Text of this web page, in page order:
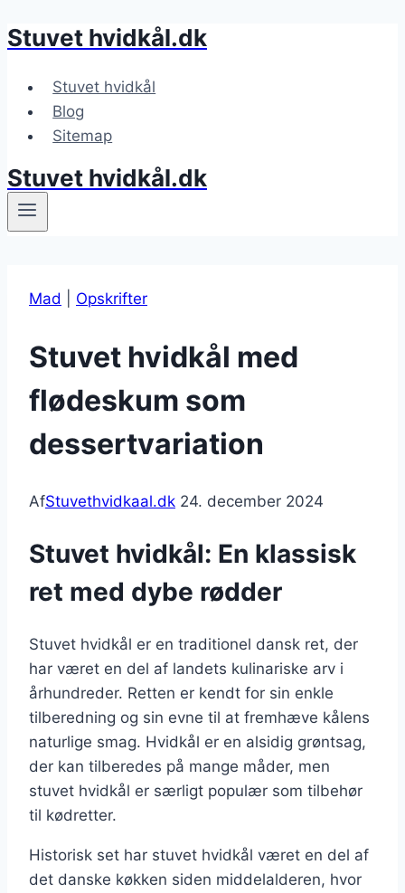
Fortsæt
indhold
Stuvet hvidkål.dk
Stuvet hvidkål
Blog
Sitemap
Stuvet hvidkål.dk
Mad Opskrifter
Stuvet hvidkål med
flødeskum som
dessertvariation
AfStuvethvidkaal.dk 24. december 2024
Stuvet hvidkål: En klassisk
ret med dybe rødder
Stuvet hvidkål er en traditionel dansk ret, der
har været en del af landets kulinariske arv i
århundreder. Retten er kendt for sin enkle
tilberedning og sin evne til at fremhæve kålens
naturlige smag. Hvidkål er en alsidig grøntsag,
der kan tilberedes på mange måder, men
stuvet hvidkål er særligt populær som tilbehør
til kødretter.
Historisk set har stuvet hvidkål været en del af
det danske køkken siden middelalderen, hvor